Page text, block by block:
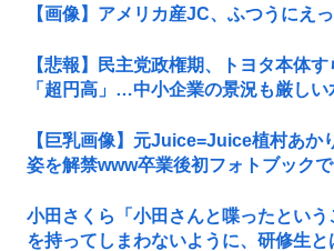
【画像】アメリカ産JC、ふつうにえ
【悲報】民主党政権期、トヨタ本体
「超円高」…中小企業の景況も厳し
【巨乳画像】元Juice=Juice植村あか
姿を解禁www卒業後初フォトブック
小田さくら「小田さんと喋ったという
を持ってしまわないように、研修生と